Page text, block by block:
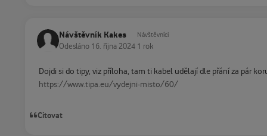
Návštěvník Kakes Návštěvníci
Odesláno 16. října 2024 1 rok
Dojdi si do tipy, viz příloha, tam ti kabel udělají dle přání za pár
https://www.tipa.eu/vydejni-misto/60/
Citovat